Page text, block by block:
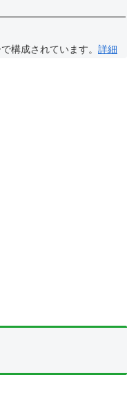
構成されています。 詳細